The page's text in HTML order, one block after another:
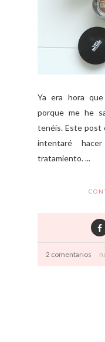
Ya era hora
porque me he
tenéis. Este post
intentaré
tratamiento. ...
2 comentarios